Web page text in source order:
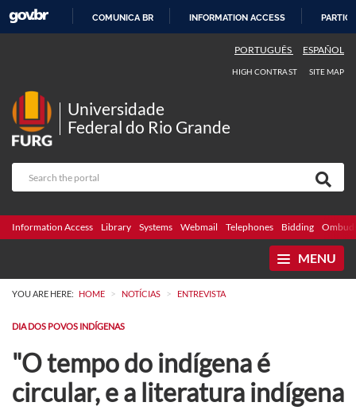
COMUNICA BR INFORMATION ACCESS
PORTUGUÊS ESPAÑOL
HIGH CONTRAST SITE MAP
Universidade
Federal do Rio Grande
Information Access Library Systems Webmail Telephones Bidding
MENU
YOU ARE HERE: HOME > NOTÍCIAS > ENTREVISTA
DIA DOS POVOS INDÍGENAS
"O tempo do indígena é
circular, e a literatura indígena